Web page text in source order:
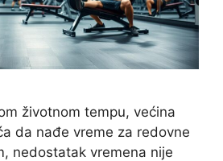
životnom tempu, većina
da nađe vreme za redovne
nedostatak vremena nije